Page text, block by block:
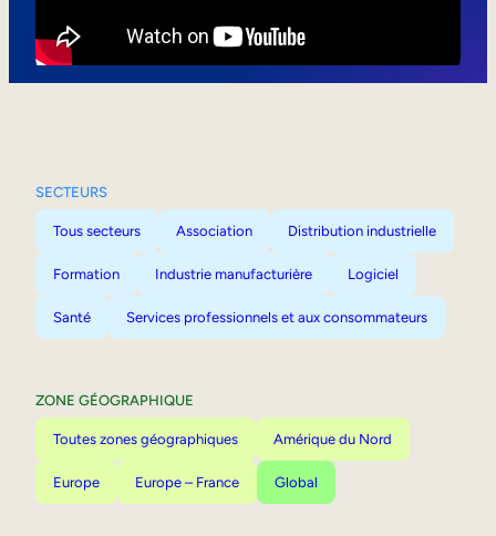
SECTEURS
Tous secteurs Association Distribution industrielle
Formation Industrie manufacturière Logiciel
Santé Services professionnels et aux consommateurs
ZONE GÉOGRAPHIQUE
Toutes zones géographiques Amérique du Nord
Europe Europe – France Global